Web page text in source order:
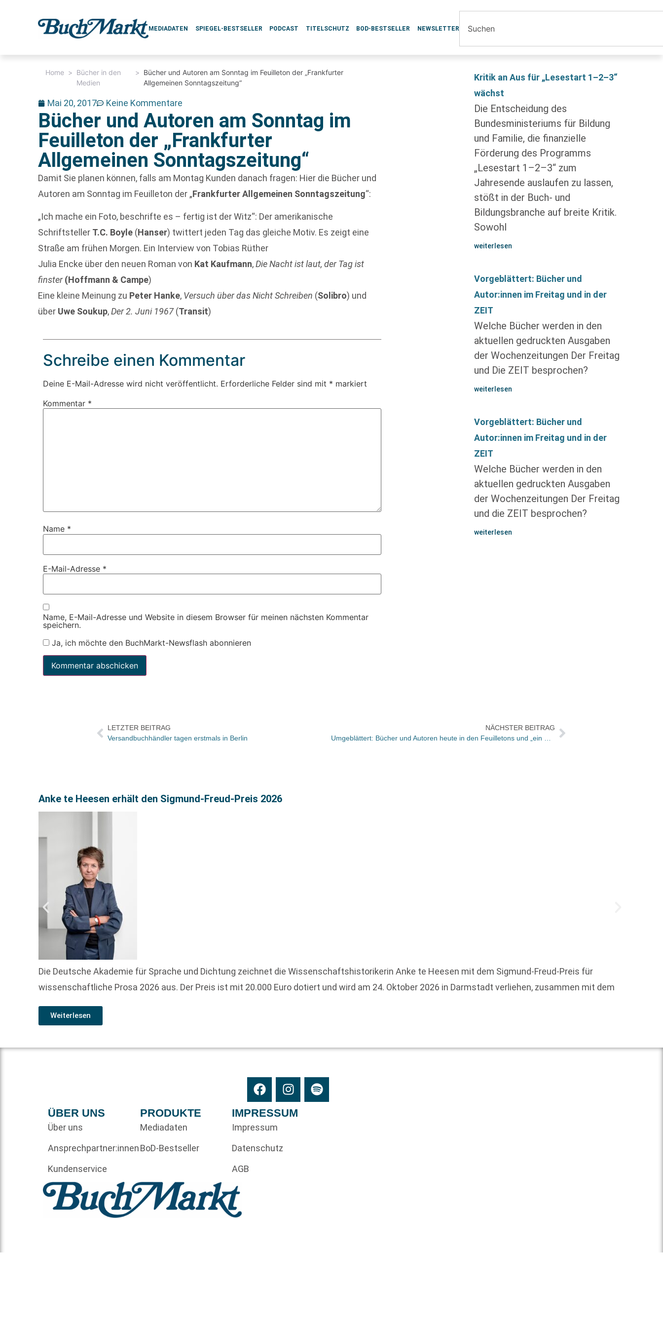
MEDIADATEN SPIEGEL-BESTSELLER PODCAST TITELSCHUTZ BOD-BESTSELLER NEWSLETTER
Home > Bücher in den
Medien
> Bücher und Autoren am Sonntag im Feuilleton der „Frankfurter
Allgemeinen Sonntagszeitung“
Mai 20, 2017 Keine Kommentare
Bücher und Autoren am Sonntag im
Feuilleton der „Frankfurter
Allgemeinen Sonntagszeitung“
Damit Sie planen können, falls am Montag Kunden danach fragen: Hier die Bücher und
Autoren am Sonntag im Feuilleton der „Frankfurter Allgemeinen Sonntagszeitung“:
„Ich mache ein Foto, beschrifte es – fertig ist der Witz“: Der amerikanische
Schriftsteller T.C. Boyle (Hanser) twittert jeden Tag das gleiche Motiv. Es zeigt eine
Straße am frühen Morgen. Ein Interview von Tobias Rüther
Julia Encke über den neuen Roman von Kat Kaufmann,Die Nacht ist laut, der Tag ist
finster (Hoffmann & Campe)
Eine kleine Meinung zu Peter Hanke, Versuch über das Nicht Schreiben (Solibro) und
über Uwe Soukup,Der 2. Juni 1967(Transit)
Schreibe einen Kommentar
Deine E-Mail-Adresse wird nicht veröffentlicht. Erforderliche Felder sind mit * markiert
Kommentar *
Name *
E-Mail-Adresse *
Name, E-Mail-Adresse und Website in diesem Browser für meinen nächsten Kommentar
speichern.
Ja, ich möchte den BuchMarkt-Newsflash abonnieren
Kritik an Aus für „Lesestart 1–2–3“
wächst
Die Entscheidung des
Bundesministeriums für Bildung
und Familie, die finanzielle
Förderung des Programms
„Lesestart 1–2–3“ zum
Jahresende auslaufen zu lassen,
stößt in der Buch- und
Bildungsbranche auf breite Kritik.
Sowohl
weiterlesen
Vorgeblättert: Bücher und
Autor:innen im Freitag und in der
ZEIT
Welche Bücher werden in den
aktuellen gedruckten Ausgaben
der Wochenzeitungen Der Freitag
und Die ZEIT besprochen?
weiterlesen
Vorgeblättert: Bücher und
Autor:innen im Freitag und in der
ZEIT
Welche Bücher werden in den
aktuellen gedruckten Ausgaben
der Wochenzeitungen Der Freitag
und die ZEIT besprochen?
weiterlesen
LETZTER BEITRAG
Versandbuchhändler tagen erstmals in Berlin
NÄCHSTER BEITRAG
Anke te Heesen erhält den Sigmund-Freud-Preis 2026
Die Deutsche Akademie für Sprache und Dichtung zeichnet die Wissenschaftshistorikerin Anke te Heesen mit dem Sigmund-Freud-Preis für
wissenschaftliche Prosa 2026 aus. Der Preis ist mit 20.000 Euro dotiert und wird am 24. Oktober 2026 in Darmstadt verliehen, zusammen mit dem
Weiterlesen
ÜBER UNS
Über uns
Ansprechpartner:innen
Kundenservice
PRODUKTE
Mediadaten
BoD-Bestseller
IMPRESSUM
Impressum
Datenschutz
AGB